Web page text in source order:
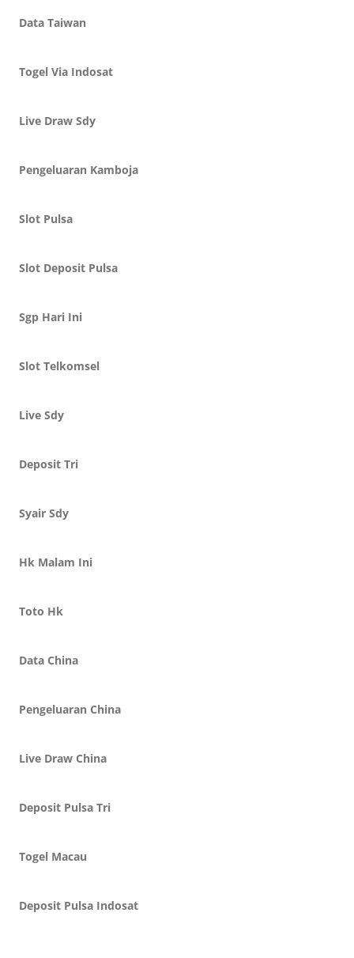
Data Taiwan
Togel Via Indosat
Live Draw Sdy
Pengeluaran Kamboja
Slot Pulsa
Slot Deposit Pulsa
Sgp Hari Ini
Slot Telkomsel
Live Sdy
Deposit Tri
Syair Sdy
Hk Malam Ini
Toto Hk
Data China
Pengeluaran China
Live Draw China
Deposit Pulsa Tri
Togel Macau
Deposit Pulsa Indosat